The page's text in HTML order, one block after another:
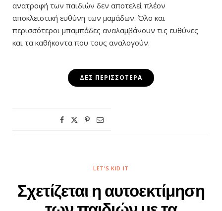
ανατροφή των παιδιών δεν αποτελεί πλέον
αποκλειστική ευθύνη των μαμάδων. Όλο και
περισσότεροι μπαμπάδες αναλαμβάνουν τις ευθύνες
και τα καθήκοντα που τους αναλογούν.
ΔΕΣ ΠΕΡΙΣΣΌΤΕΡΑ
LET’S KID IT
Σχετίζεται η αυτοεκτίμηση